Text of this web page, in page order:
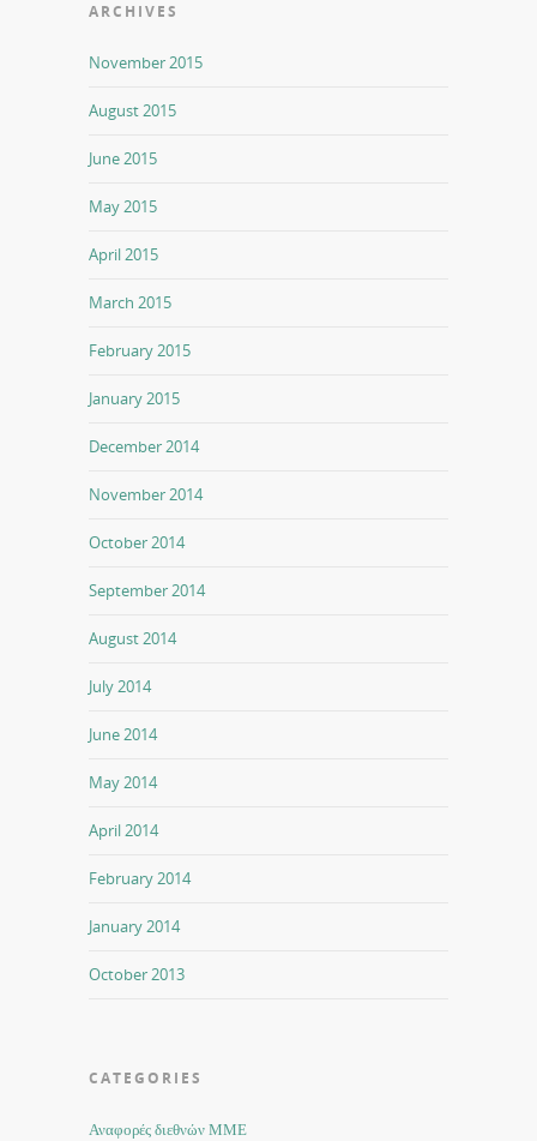
ARCHIVES
November 2015
August 2015
June 2015
May 2015
April 2015
March 2015
February 2015
January 2015
December 2014
November 2014
October 2014
September 2014
August 2014
July 2014
June 2014
May 2014
April 2014
February 2014
January 2014
October 2013
CATEGORIES
Αναφορές διεθνών ΜΜΕ